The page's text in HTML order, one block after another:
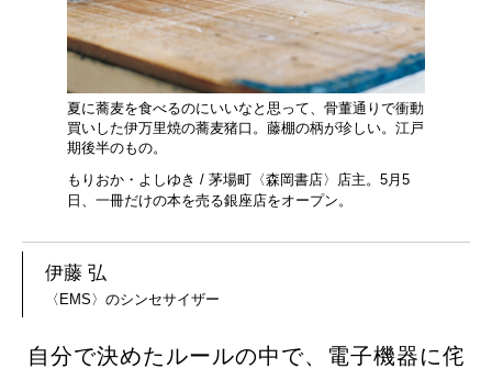
夏に蕎麦を食べるのにいいなと思って、骨董通りで衝動
買いした伊万里焼の蕎麦猪口。藤棚の柄が珍しい。江戸
期後半のもの。
もりおか・よしゆき / 茅場町〈森岡書店〉店主。5月5
日、一冊だけの本を売る銀座店をオープン。
伊藤 弘
〈EMS〉のシンセサイザー
自分で決めたルールの中で、電子機器に侘